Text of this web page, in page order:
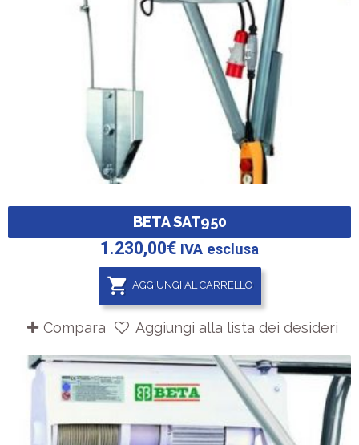
BETA SAT950
1.230,00€ IVA esclusa
AGGIUNGI AL CARRELLO
Compara Aggiungi alla lista dei desideri